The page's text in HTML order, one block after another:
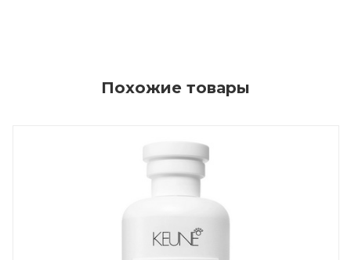
Похожие товары